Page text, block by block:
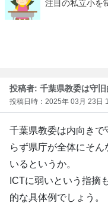
投稿者: 千葉県教委は守旧
投稿日時：2025年 03月 23日
千葉県教委は内向き
らず県庁が全体にそ
いるというか。
ICTに弱いという指摘
的な具体例でしょう。